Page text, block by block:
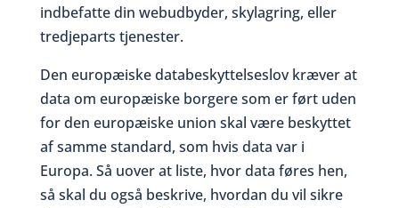
indbefatte din webudbyder, skylagring, eller
tredjeparts tjenester.
Den europæiske databeskyttelseslov kræver at
data om europæiske borgere som er ført uden
for den europæiske union skal være beskyttet
af samme standard, som hvis data var i
Europa. Så uover at liste, hvor data føres hen,
så skal du også beskrive, hvordan du vil sikre